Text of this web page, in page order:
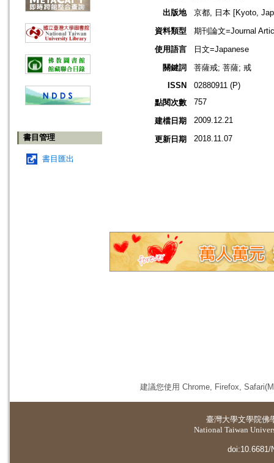
書目管理
書目匯出
出版地
京都, 日本 [Kyoto,
資料類型
期刊論文=Journal
使用語言
日文=Japanese
關鍵詞
菩薩戒; 菩薩; 戒
ISSN
02880911 (P)
點閱次數
757
建檔日期 2009.12.21
更新日期 2018.11.07
建議您使用 Chrome, Firefox,
臺灣大學文學院佛
National Taiwan
doi:10.6681/